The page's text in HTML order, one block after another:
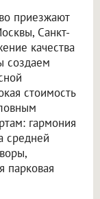
приезжают
Санкт-
качества
создаем
стоимость
гармония
средней
парковая